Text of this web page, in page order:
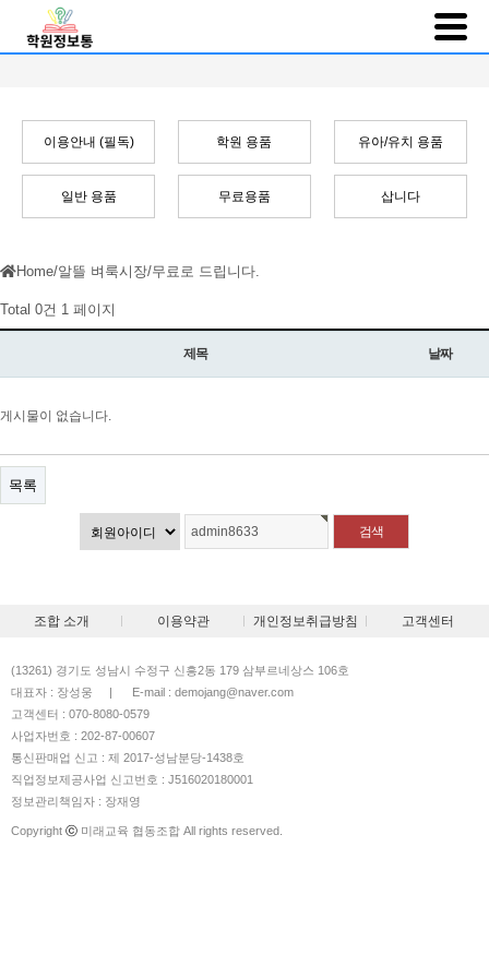
이용안내 (필독) 학원 용품 유아/유치 용품
일반 용품 무료용품 삽니다
Home/알뜰 벼룩시장/무료로 드립니다.
Total 0건 1 페이지
제목 날짜
게시물이 없습니다.
목록
조합 소개 이용약관 개인정보취급방침 고객센터
(13261) 경기도 성남시 수정구 신흥2동 179 삼부르네상스 106호
대표자 : 장성웅
|
E-mail : demojang@naver.com
고객센터 : 070-8080-0579
사업자번호 : 202-87-00607
통신판매업 신고 : 제 2017-성남분당-1438호
직업정보제공사업 신고번호 : J516020180001
정보관리책임자 : 장재영
Copyright ⓒ 미래교육 협동조합 All rights reserved.